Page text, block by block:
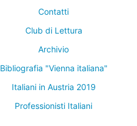
Contatti
Club di Lettura
Archivio
Bibliografia "Vienna italiana"
Italiani in Austria 2019
Professionisti Italiani